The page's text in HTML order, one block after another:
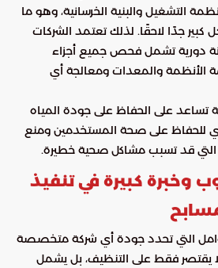
التشغيل والبنية الخرسانية، وهو ما
كبير جدًا لاحقًا. لذلك تعتمد الشركات
دورية تشمل فحص جميع أجزاء
الأنظمة والمعدات ومعالجة أي
تساعد على الحفاظ على جودة المياه
للحفاظ على صحة المستخدمين ومنع
التي قد تسبب مشاكل صحية خطيرة.
وخبرة كبيرة في تنفيذ
التي تحدد جودة أي شركة متخصصة
يقتصر فقط على التنظيف، بل يشمل